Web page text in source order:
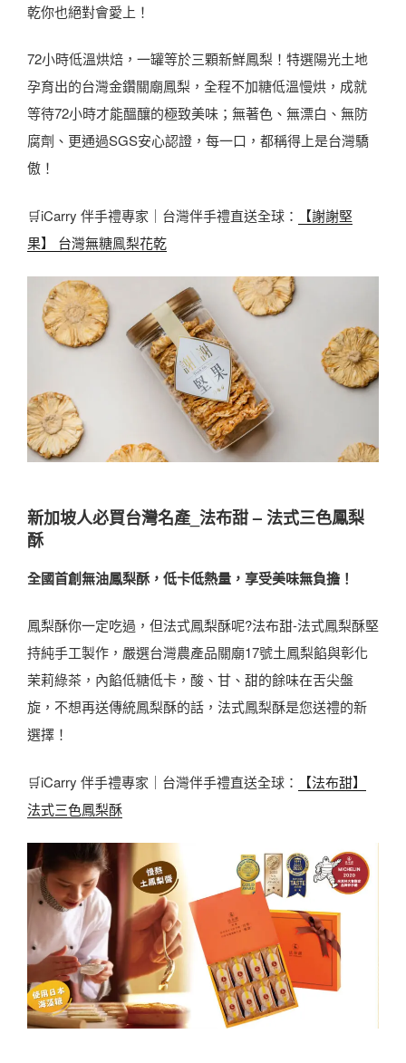
乾你也絕對會愛上！
72小時低溫烘焙，一罐等於三顆新鮮鳳梨！特選陽光土地
孕育出的台灣金鑽關廟鳳梨，全程不加糖低溫慢烘，成就
等待72小時才能醞釀的極致美味；無著色、無漂白、無防
腐劑、更通過SGS安心認證，每一口，都稱得上是台灣驕
傲！
🛒iCarry 伴手禮專家｜台灣伴手禮直送全球：
【謝謝堅
果】 台灣無糖鳯梨花乾
新加坡人必買台灣名產 _法布甜 – 法式三色鳳梨
酥
全國首創無油鳳梨酥，低卡低熱量，享受美味無負擔！
鳳梨酥你一定吃過，但法式鳳梨酥呢?法布甜-法式鳳梨酥堅
持純手工製作，嚴選台灣農產品關廟17號土鳳梨餡與彰化
茉莉綠茶，內餡低糖低卡，酸、甘、甜的餘味在舌尖盤
旋，不想再送傳統鳳梨酥的話，法式鳳梨酥是您送禮的新
選擇！
🛒iCarry 伴手禮專家｜台灣伴手禮直送全球：
【法布甜】
法式三色鳳梨酥